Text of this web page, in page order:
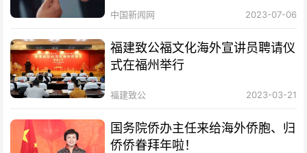
中国新闻网 2023-07-06
福建致公福文化海外宣讲员聘请仪
式在福州举行
福建致公 2023-03-21
国务院侨办主任来给海外侨胞、归
侨侨眷拜年啦！